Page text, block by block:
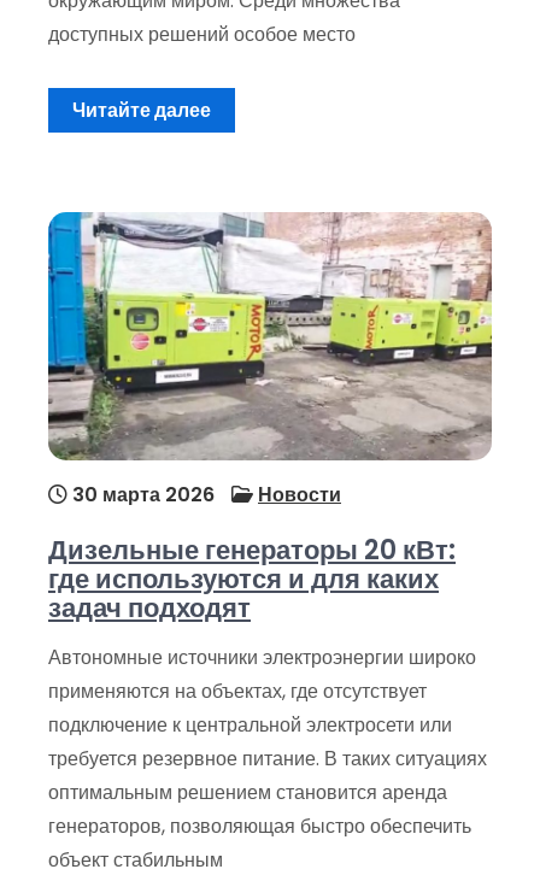
доступных решений особое место
Читайте далее
30 марта 2026 Новости
Дизельные генераторы 20 кВт:
где используются и для каких
задач подходят
Автономные источники электроэнергии широко
применяются на объектах, где отсутствует
подключение к центральной электросети или
требуется резервное питание. В таких ситуациях
оптимальным решением становится аренда
генераторов, позволяющая быстро обеспечить
объект стабильным